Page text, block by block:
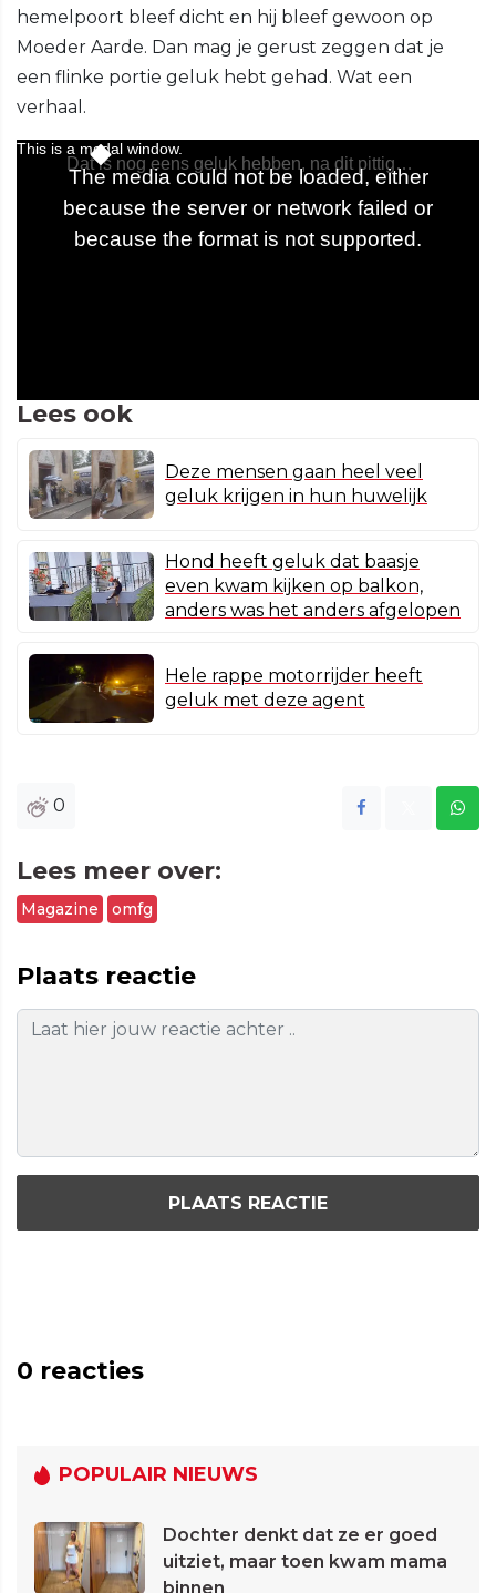
hemelpoort bleef dicht en hij bleef gewoon op
Moeder Aarde. Dan mag je gerust zeggen dat je
een flinke portie geluk hebt gehad. Wat een
verhaal.
Lees ook
Deze mensen gaan heel veel
geluk krijgen in hun huwelijk
Hond heeft geluk dat baasje
even kwam kijken op balkon,
anders was het anders afgelopen
Hele rappe motorrijder heeft
geluk met deze agent
0
Lees meer over:
Magazine omfg
Plaats reactie
PLAATS REACTIE
0 reacties
POPULAIR NIEUWS
Dochter denkt dat ze er goed
uitziet, maar toen kwam mama
binnen